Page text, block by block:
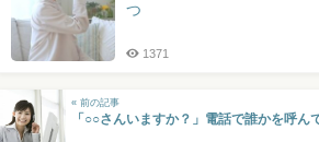
つ
1371
« 前の記事
「○○さんいますか？」電話で誰かを呼ん